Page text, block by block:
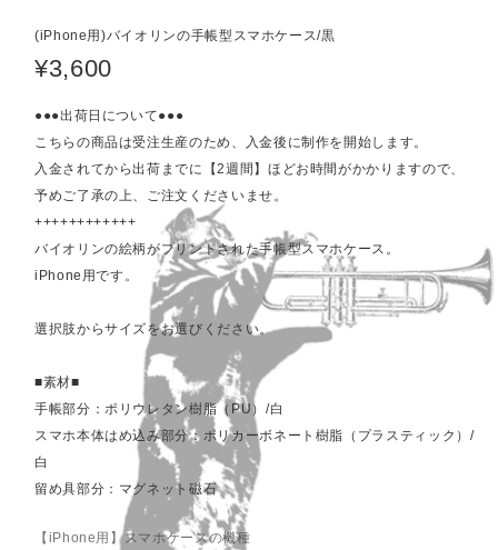
(iPhone用)バイオリンの手帳型スマホケース/黒
¥3,600
●●●出荷日について●●●
こちらの商品は受注生産のため、入金後に制作を開始します。
入金されてから出荷までに【2週間】ほどお時間がかかりますので、
予めご了承の上、ご注文くださいませ。
++++++++++++
バイオリンの絵柄がプリントされた手帳型スマホケース。
iPhone用です。
選択肢からサイズをお選びください。
■素材■
手帳部分：ポリウレタン樹脂（PU）/白
スマホ本体はめ込み部分：ポリカーボネート樹脂（プラスティック）/
白
留め具部分：マグネット磁石
【iPhone用】スマホケースの機種